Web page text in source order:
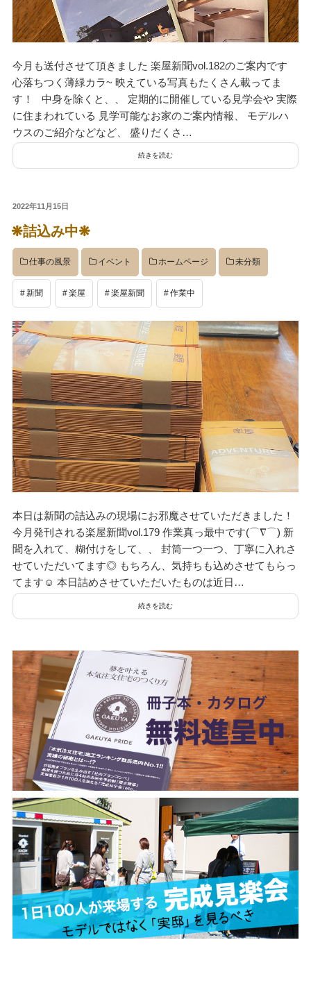
今月も送付させて頂きました 楽屋新聞vol.182のご案内です
心落ちつく薄緑カラ~ 映えている写真もたくさん載ってま
す！ 中身を除くと、、 定期的に開催している見学会や 実際
に住まわれている 見学可能なお家のご案内情報、 モデルハ
ウスのご紹介などなど、 盛りだくさ…
続きを読む
投
日:
2022年11月15日
❋詰込み中❋
仕事の風景 イベント ホームページ 未分類
新聞 楽屋 楽屋新聞 作業中
本日は新聞の詰込みの現場にお邪魔させていただきました！
今月発刊される楽屋新聞vol.179 作業真っ最中です(⌒∇⌒) 新
聞を入れて、糊付けをして、、 封筒一つ一つ、丁寧に入れさ
せていただいてます◎ もちろん、気持ちも込めさせてもらっ
てます☺ 本日詰めさせていただいたものは近日…
続きを読む